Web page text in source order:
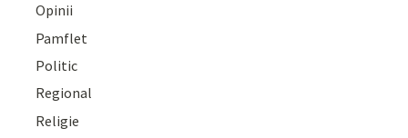
Opinii
Pamflet
Politic
Regional
Religie